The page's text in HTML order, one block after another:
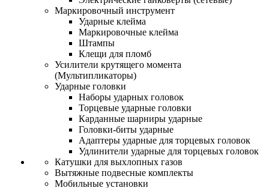
Маркировочный инструмент
Ударные клейма
Маркировочные клейма
Штампы
Клещи для пломб
Усилители крутящего момента
(Мультипликаторы)
Ударные головки
Наборы ударных головок
Торцевые ударные головки
Карданные шарниры ударные
Головки-биты ударные
Адаптеры ударные для торцевых головок
Удлинители ударные для торцевых головок
Катушки для выхлопных газов
Вытяжные подвесные комплекты
Мобильные установки